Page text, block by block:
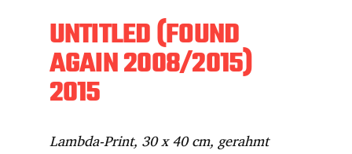
UNTITLED (FOUND
AGAIN 2008/2015)
2015
Lambda-Print, 30 x 40 cm, gerahmt